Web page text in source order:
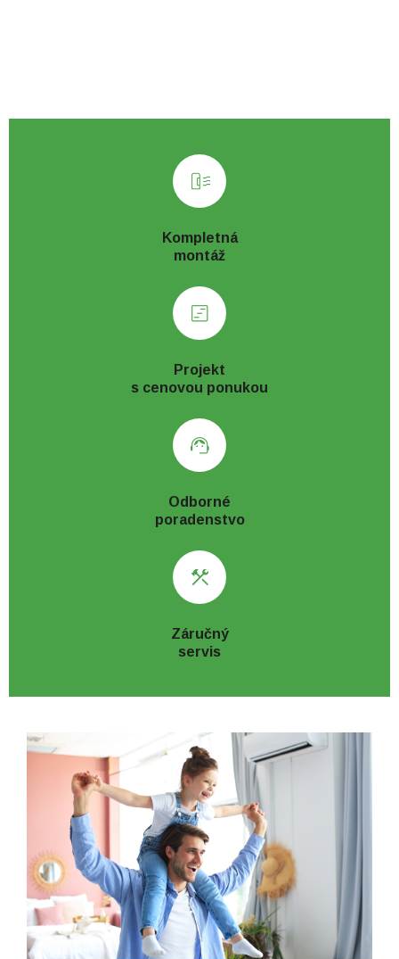
Kompletná
montáž
Projekt
s cenovou ponukou
Odborné
poradenstvo
Záručný
servis